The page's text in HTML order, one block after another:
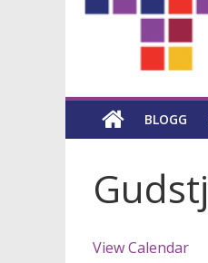
kyrka
för
BLOGG
View Calendar